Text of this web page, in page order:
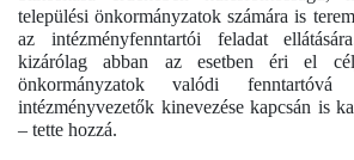
települési önkormányzatok számára is
az intézményfenntartói feladat
kizárólag abban az esetben éri el
önkormányzatok valódi
intézményvezetők kinevezése kapcsán is
– tette hozzá.